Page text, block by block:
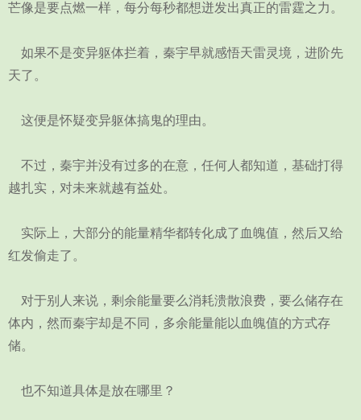
芒像是要点燃一样，每分每秒都想迸发出真正的雷霆之力。
如果不是变异躯体拦着，秦宇早就感悟天雷灵境，进阶先
天了。
这便是怀疑变异躯体搞鬼的理由。
不过，秦宇并没有过多的在意，任何人都知道，基础打得
越扎实，对未来就越有益处。
实际上，大部分的能量精华都转化成了血魄值，然后又给
红发偷走了。
对于别人来说，剩余能量要么消耗溃散浪费，要么储存在
体内，然而秦宇却是不同，多余能量能以血魄值的方式存
储。
也不知道具体是放在哪里？